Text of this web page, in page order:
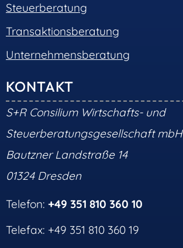
Steuerberatung
Transaktionsberatung
Unternehmensberatung
KONTAKT
S+R Consilium Wirtschafts- und
Steuerberatungsgesellschaft mbH
Bautzner Landstraße 14
01324 Dresden
Telefon: +49 351 810 360 10
Telefax: +49 351 810 360 19